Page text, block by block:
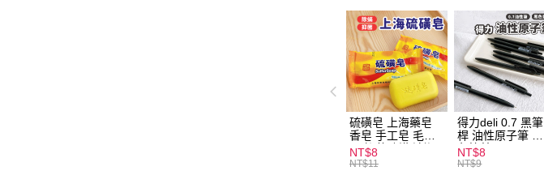
硫磺皂 上海藥皂
香皂 手工皂 毛囊
炎 抑菌除蟎 清潔
護膚 去油去痘 寵
NT$8
NT$11
得力deli 0.7 黑筆
桿 油性原子筆 黑
色筆芯 S304
NT$8
NT$9